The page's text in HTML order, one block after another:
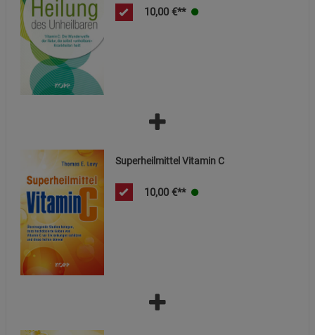
10,00 €**
Superheilmittel Vitamin C
10,00 €**